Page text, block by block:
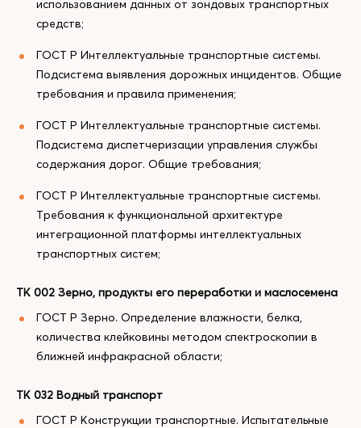
использованием данных от зондовых транспортных
средств;
ГОСТ Р Интеллектуальные транспортные системы.
Подсистема выявления дорожных инцидентов. Общие
требования и правила применения;
ГОСТ Р Интеллектуальные транспортные системы.
Подсистема диспетчеризации управления службы
содержания дорог. Общие требования;
ГОСТ Р Интеллектуальные транспортные системы.
Требования к функциональной архитектуре
интеграционной платформы интеллектуальных
транспортных систем;
ТК 002 Зерно, продукты его переработки и маслосемена
ГОСТ Р Зерно. Определение влажности, белка,
количества клейковины методом спектроскопии в
ближней инфракрасной области;
ТК 032 Водный транспорт
ГОСТ Р Конструкции транспортные. Испытательные